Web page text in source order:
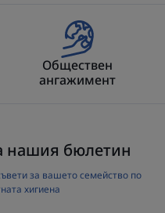
рециклирани
Обществен
ангажимент
нашия бюлетин
за вашето семейство по
хигиена